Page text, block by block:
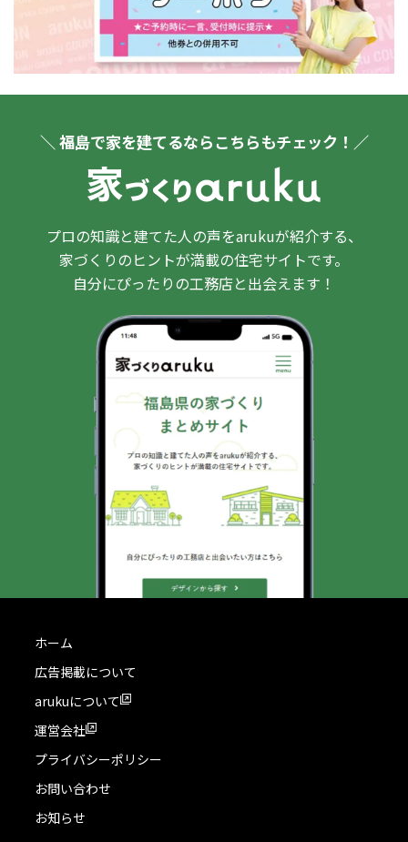
＼ 福島で家を建てるならこちらもチェック！／
プロの知識と建てた人の声をarukuが紹介する、
家づくりのヒントが満載の住宅サイトです。
自分にぴったりの工務店と出会えます！
ホーム
広告掲載について
arukuについて
運営会社
プライバシーポリシー
お問い合わせ
お知らせ